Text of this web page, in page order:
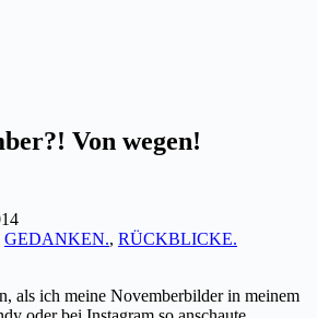
Von wegen!
GEDANKEN., RÜCKBLICKE.
als ich meine Novemberbilder in meinem